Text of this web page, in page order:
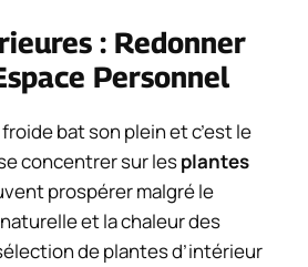
: Redonner
Personnel
bat son plein et c’est le
concentrer sur lesplantes
prospérer malgré le
et la chaleur des
de plantes d’intérieur